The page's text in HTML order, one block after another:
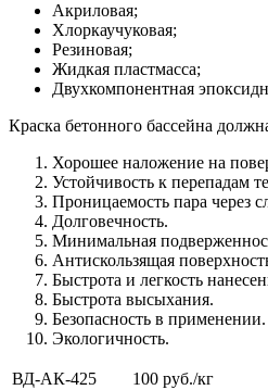
Акриловая;
Хлоркаучуковая;
Резиновая;
Жидкая пластмасса;
Двухкомпонентная
Краска бетонного бассейна
Хорошее наложение на
Устойчивость к перепадам
Проницаемость пара через
Долговечность.
Минимальная
Антискользящая
Быстрота и легкость
Быстрота высыхания.
Безопасность в применении.
Экологичность.
ВД-АК-425
100 руб./кг